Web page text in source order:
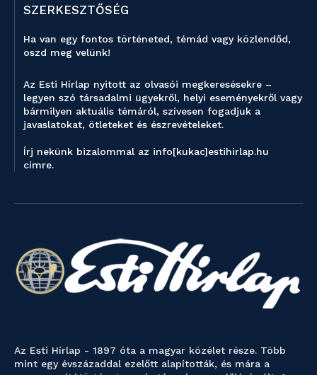
SZERKESZTŐSÉG
Ha van egy fontos történeted, témád vagy közlendőd,
oszd meg velünk!
Az Esti Hírlap nyitott az olvasói megkeresésekre –
legyen szó társadalmi ügyekről, helyi eseményekről vagy
bármilyen aktuális témáról, szívesen fogadjuk a
javaslatokat, ötleteket és észrevételeket.
Írj nekünk bizalommal az info[kukac]estihirlap.hu
címre.
Az Esti Hírlap - 1897 óta a magyar közélet része. Több
mint egy évszázaddal ezelőtt alapították, és mára a